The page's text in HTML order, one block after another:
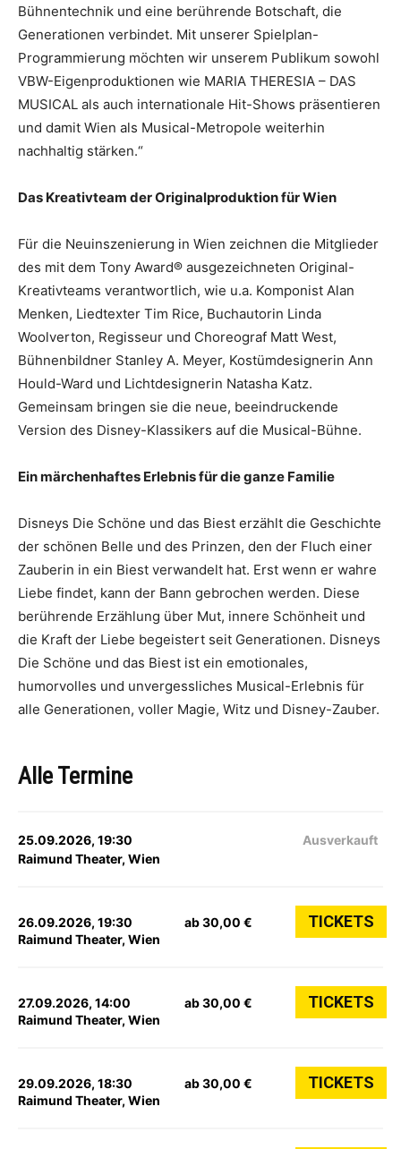
Bühnentechnik und eine berührende Botschaft, die
Generationen verbindet. Mit unserer Spielplan-
Programmierung möchten wir unserem Publikum sowohl
VBW-Eigenproduktionen wie MARIA THERESIA – DAS
MUSICAL als auch internationale Hit-Shows präsentieren
und damit Wien als Musical-Metropole weiterhin
nachhaltig stärken.“
Das Kreativteam der Originalproduktion für Wien
Für die Neuinszenierung in Wien zeichnen die Mitglieder
des mit dem Tony Award® ausgezeichneten Original-
Kreativteams verantwortlich, wie u.a. Komponist Alan
Menken, Liedtexter Tim Rice, Buchautorin Linda
Woolverton, Regisseur und Choreograf Matt West,
Bühnenbildner Stanley A. Meyer, Kostümdesignerin Ann
Hould-Ward und Lichtdesignerin Natasha Katz.
Gemeinsam bringen sie die neue, beeindruckende
Version des Disney-Klassikers auf die Musical-Bühne.
Ein märchenhaftes Erlebnis für die ganze Familie
Disneys Die Schöne und das Biest erzählt die Geschichte
der schönen Belle und des Prinzen, den der Fluch einer
Zauberin in ein Biest verwandelt hat. Erst wenn er wahre
Liebe findet, kann der Bann gebrochen werden. Diese
berührende Erzählung über Mut, innere Schönheit und
die Kraft der Liebe begeistert seit Generationen. Disneys
Die Schöne und das Biest ist ein emotionales,
humorvolles und unvergessliches Musical-Erlebnis für
alle Generationen, voller Magie, Witz und Disney-Zauber.
Alle Termine
25.09.2026, 19:30
Raimund Theater, Wien
Ausverkauft
26.09.2026, 19:30
Raimund Theater, Wien
ab 30,00 € TICKETS
27.09.2026, 14:00
Raimund Theater, Wien
ab 30,00 € TICKETS
29.09.2026, 18:30
Raimund Theater, Wien
ab 30,00 € TICKETS